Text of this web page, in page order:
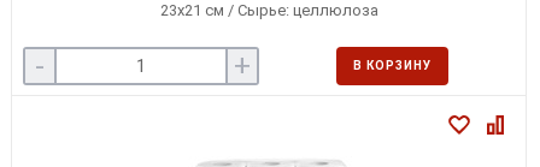
23х21 см / Сырье: целлюлоза
- + В КОРЗИНУ